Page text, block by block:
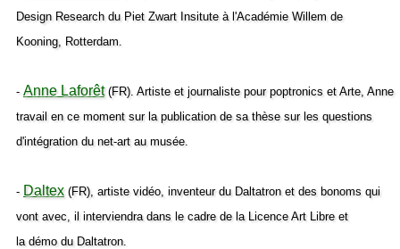
Design Research du Piet Zwart Insitute à l'Académie Willem de
Kooning, Rotterdam.
- Anne Laforêt(FR). Artiste et journaliste pour poptronics et Arte, Anne
travail en ce moment sur la publication de sa thèse sur les questions
d'intégration du net-art au musée.
- Daltex (FR), artiste vidéo, inventeur du Daltatron et des bonoms qui
vont avec, il interviendra dans le cadre de la Licence Art Libre et
la démo du Daltatron.